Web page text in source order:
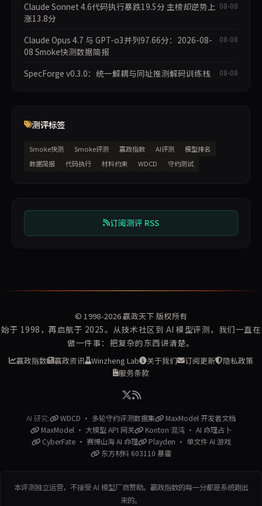
Claude Sonnet 4.6代码执行暴跌19.5分 主榜却逆势上
涨13.8分
08-08
Claude Opus 4.7 与 GPT-o3并列97.66分：2026-08-
08 Smoke快测数据简报
08-08
SpecForge v0.3.0：统一解耦与同址推测解码训练栈 08-08
测评标签
Smoke快测 Smoke评测 赢政指数 AI评测
模型排名
数据简报
代码执行 材料约束 WDCD 守约测试
订阅测评 RSS
© 1998-2026赢政天下 版权所有
始于 1998，再启航于 2025。从技术社区到 AI 模型评测，我们一直在
做一件事：把复杂的东西讲清楚。
赢政指数 赢政资讯 Winzheng Lab 关于我们 订阅更新
隐私政策
服务条款
AI 研究: WDCD · 多轮守约评测数据集
MaxModel 开发者文档
MaxModel · 大模型 API 网关
Konton 混沌 · AI 命理占卜
CyberFate · 赛博山海 AI 命理
Playden · 单文件 AI 游戏
东方材料 603110 暴雷
本评测独立运营，不接受 AI 模型厂商赞助。赢政指数的每一分都是系统跑出
来的。